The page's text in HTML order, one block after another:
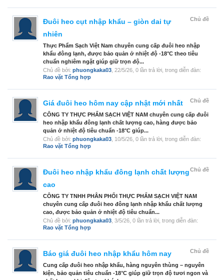
Chủ đề
Đuôi heo cụt nhập khẩu – giòn dai tự
nhiên
Thực Phẩm Sạch Việt Nam chuyên cung cấp đuôi heo nhập
khẩu đông lạnh, được bảo quản ở nhiệt độ -18°C theo tiêu
chuẩn nghiêm ngặt giúp giữ trọn độ...
Chủ đề bởi: phuongkaka03 22/5/26 , 0 lần trả lời, trong diễn đàn:
Rao vặt Tổng hợp
Chủ đề
Giá đuôi heo hôm nay cập nhật mới nhất
CÔNG TY THỰC PHẨM SẠCH VIỆT NAM chuyên cung cấp đuôi
heo nhập khẩu đông lạnh chất lượng cao, hàng được bảo
quản ở nhiệt độ tiêu chuẩn -18°C giúp...
Chủ đề bởi: phuongkaka03 10/5/26 , 0 lần trả lời, trong diễn đàn:
Rao vặt Tổng hợp
Chủ đề
Đuôi heo nhập khẩu đông lạnh chất lượng
cao
CÔNG TY TNHH PHÂN PHỐI THỰC PHẨM SẠCH VIỆT NAM
chuyên cung cấp đuôi heo đông lạnh nhập khẩu chất lượng
cao, được bảo quản ở nhiệt độ tiêu chuẩn...
Chủ đề bởi: phuongkaka03 3/5/26 , 0 lần trả lời, trong diễn đàn:
Rao vặt Tổng hợp
Chủ đề
Báo giá đuôi heo nhập khẩu hôm nay
Cung cấp đuôi heo nhập khẩu, hàng nguyên thùng – nguyên
kiện, bảo quản tiêu chuẩn -18°C giúp giữ trọn độ tươi ngon và